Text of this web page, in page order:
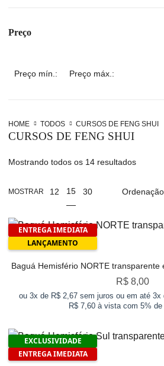
Preço
Preço mín.: Preço máx.:
CURSOS DE FENG SHUI
HOME TODOS CURSOS DE FENG SHUI
Mostrando todos os 14 resultados
MOSTRAR 12 15 30
ENTREGA IMEDIATA
LANÇAMENTO
Baguá Hemisfério NORTE transparente
R$8,00
ou 3x de R$ 2,67 sem juros ou em até 3x
R$ 7,60 à vista com 5%
EXCLUSIVIDADE
ENTREGA IMEDIATA